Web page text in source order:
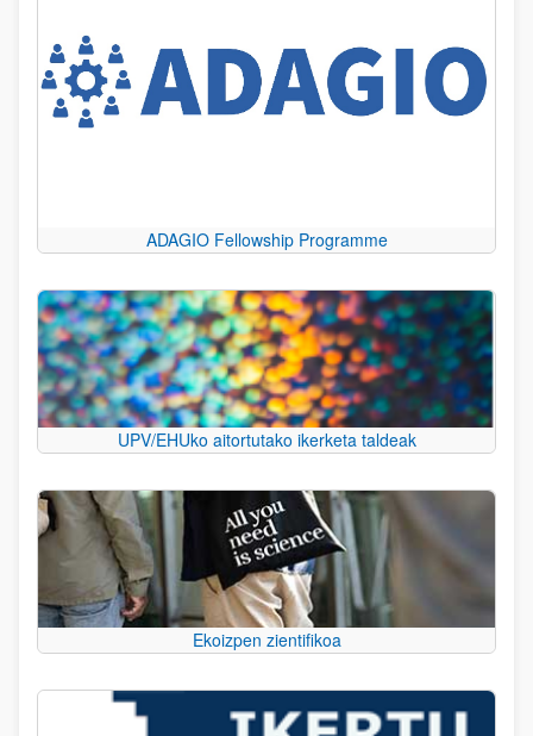
ADAGIO Fellowship Programme
UPV/EHUko aitortutako ikerketa taldeak
Ekoizpen zientifikoa